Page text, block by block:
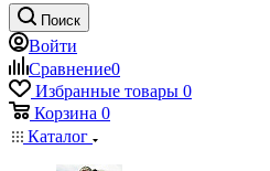
Поиск
Войти
Сравнение0
Избранные товары 0
Корзина 0
Каталог